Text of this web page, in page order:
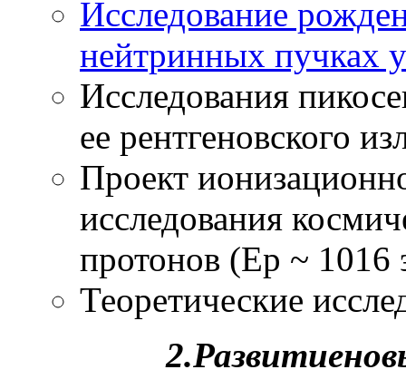
Исследование
нейтринных пучках
Исследования
ее рентгеновского
Проект
исследования
протонов (Ер ~ 1016
Теоретические